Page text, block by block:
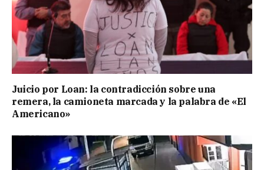
Juicio por Loan: la contradicción sobre una
remera, la camioneta marcada y la palabra de «El
Americano»